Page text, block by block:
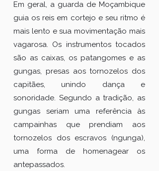
Em geral, a guarda de Moçambique
guia os reis em cortejo e seu ritmo é
mais lento e sua movimentação mais
vagarosa. Os instrumentos tocados
são as caixas, os patangomes e as
gungas, presas aos tornozelos dos
capitães, unindo dança e
sonoridade. Segundo a tradição, as
gungas seriam uma referência às
campainhas que prendiam aos
tornozelos dos escravos (ngunga),
uma forma de homenagear os
antepassados.